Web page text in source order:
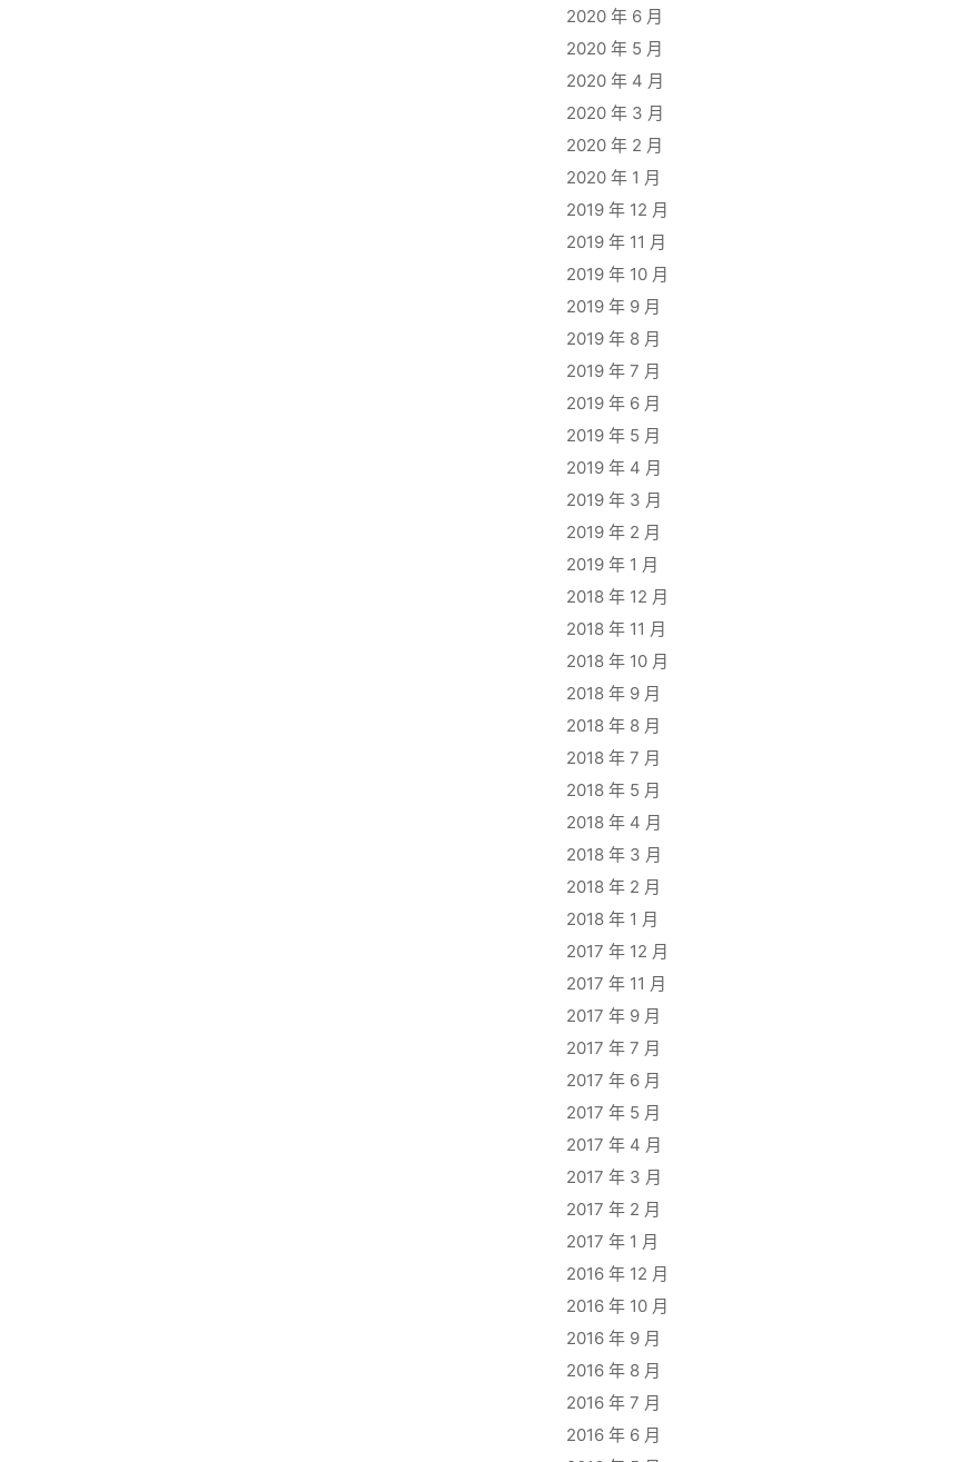
2020 年 6 月
2020 年 5 月
2020 年 4 月
2020 年 3 月
2020 年 2 月
2020 年 1 月
2019 年 12 月
2019 年 11 月
2019 年 10 月
2019 年 9 月
2019 年 8 月
2019 年 7 月
2019 年 6 月
2019 年 5 月
2019 年 4 月
2019 年 3 月
2019 年 2 月
2019 年 1 月
2018 年 12 月
2018 年 11 月
2018 年 10 月
2018 年 9 月
2018 年 8 月
2018 年 7 月
2018 年 5 月
2018 年 4 月
2018 年 3 月
2018 年 2 月
2018 年 1 月
2017 年 12 月
2017 年 11 月
2017 年 9 月
2017 年 7 月
2017 年 6 月
2017 年 5 月
2017 年 4 月
2017 年 3 月
2017 年 2 月
2017 年 1 月
2016 年 12 月
2016 年 10 月
2016 年 9 月
2016 年 8 月
2016 年 7 月
2016 年 6 月